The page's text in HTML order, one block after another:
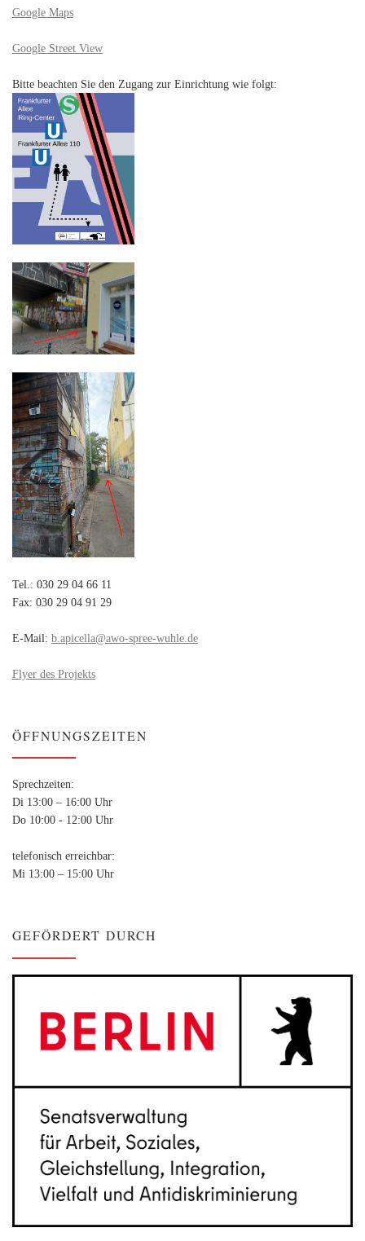
Google Maps
Google Street View
Bitte beachten Sie den Zugang zur Einrichtung wie folgt:
Tel.: 030 29 04 66 11
Fax: 030 29 04 91 29
E-Mail: b.apicella@awo-spree-wuhle.de
Flyer des Projekts
ÖFFNUNGSZEITEN
Sprechzeiten:
Di 13:00 – 16:00 Uhr
Do 10:00 - 12:00 Uhr
telefonisch erreichbar:
Mi 13:00 – 15:00 Uhr
GEFÖRDERT DURCH